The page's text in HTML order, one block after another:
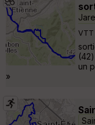
VTT
un
»